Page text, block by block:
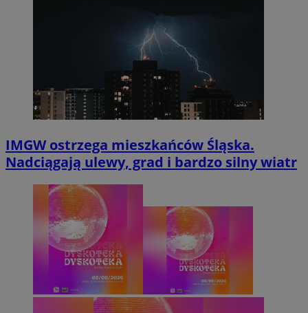
IMGW ostrzega mieszkańców Śląska.
Nadciągają ulewy, grad i bardzo silny wiatr